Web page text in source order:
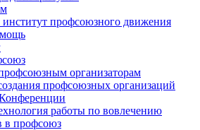
профсоюзного движения
организаторам
профсоюзных организаций
работы по вовлечению
в профсоюз